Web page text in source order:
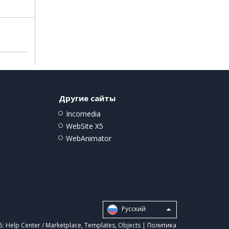
Другие сайты
Incomedia
WebSite X5
WebAnimator
Pусский
Help Center / Marketplace, Templates, Objects | Политика